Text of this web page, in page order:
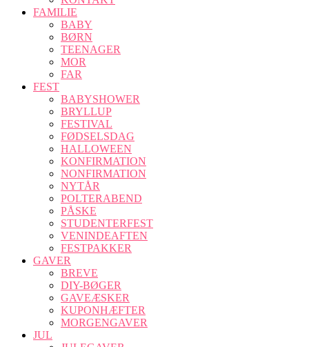
FAMILIE
BABY
BØRN
TEENAGER
MOR
FAR
FEST
BABYSHOWER
BRYLLUP
FESTIVAL
FØDSELSDAG
HALLOWEEN
KONFIRMATION
NONFIRMATION
NYTÅR
POLTERABEND
PÅSKE
STUDENTERFEST
VENINDEAFTEN
FESTPAKKER
GAVER
BREVE
DIY-BØGER
GAVEÆSKER
KUPONHÆFTER
MORGENGAVER
JUL